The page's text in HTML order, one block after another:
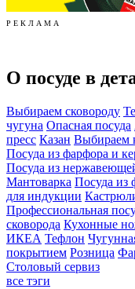
Р Е К Л А М А
О посуде в
Выбираем сковороду
чугуна Опасная посуда
пресс Казан Выбираем
Посуда из фарфора и
Посуда из
Мантоварка Посуда из
для индукции
Профессиональная
сковорода Кухонные
ИКЕА Тефлон
покрытием Розница
Столовый сервиз
все тэги